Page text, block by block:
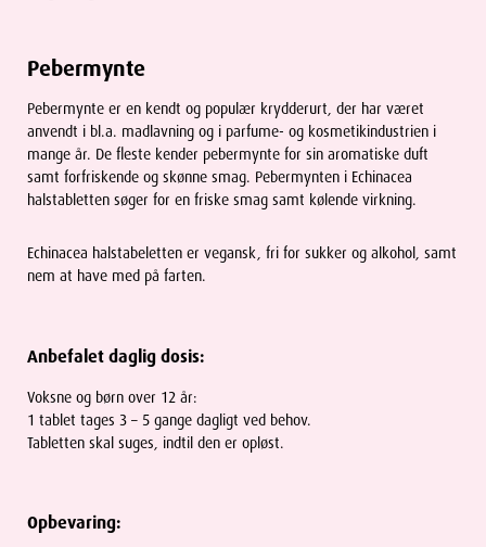
Pebermynte
Pebermynte er en kendt og populær krydderurt, der har været
anvendt i bl.a. madlavning og i parfume- og kosmetikindustrien i
mange år. De fleste kender pebermynte for sin aromatiske duft
samt forfriskende og skønne smag. Pebermynten i Echinacea
halstabletten søger for en friske smag samt kølende virkning.
Echinacea halstabeletten er vegansk, fri for sukker og alkohol, samt
nem at have med på farten.
Anbefalet daglig dosis:
Voksne og børn over 12 år:
1 tablet tages 3 – 5 gange dagligt ved behov.
Tabletten skal suges, indtil den er opløst.
Opbevaring: